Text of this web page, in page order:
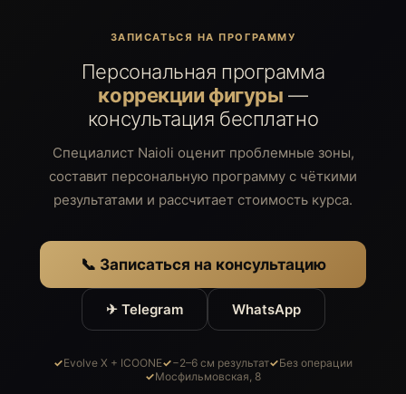
ЗАПИСАТЬСЯ НА ПРОГРАММУ
Персональная программа
коррекции фигуры —
консультация бесплатно
Специалист Naioli оценит проблемные зоны,
составит персональную программу с чёткими
результатами и рассчитает стоимость курса.
📞 Записаться на консультацию
✈ Telegram WhatsApp
Evolve X + ICOONE −2–6 см результат
Без операции
Мосфильмовская, 8
Аппаратный уходКосметологияУходы для тела
Бьюти пространство
ООО «Найоли». Все права защищены © 2026
119285, Город Москва, вн.тер. г.
Муниципальный Округ Раменки, ул.
Мосфильмовская, дом 8, помещение 40/1
naioli.info@gmail.com
от 23.04.2026
Политика конфиденциальности
Публичная оферта